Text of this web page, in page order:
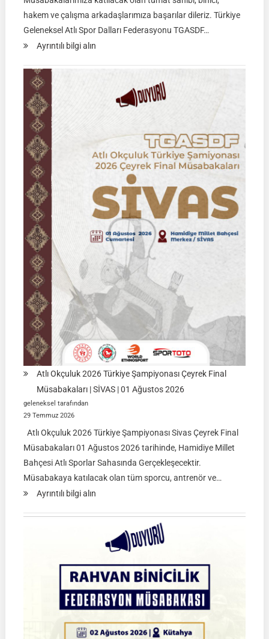
hakem ve çalışma arkadaşlarımıza başarılar dileriz. Türkiye
Geleneksel Atlı Spor Dalları Federasyonu TGASDF…
Ayrıntılı bilgi alın:
Federasyon
Müsabakası
02
Ağustos
2026
|
KÜTAHYA
|
İSİM
LİSTELERİ
Atlı Okçuluk 2026 Türkiye Şampiyonası Çeyrek Final
Müsabakaları | SİVAS | 01 Ağustos 2026
geleneksel tarafından
29 Temmuz 2026
Atlı Okçuluk 2026 Türkiye Şampiyonası Sivas Çeyrek Final
Müsabakaları 01 Ağustos 2026 tarihinde, Hamidiye Millet
Bahçesi Atlı Sporlar Sahasında Gerçekleşecektir.
Müsabakaya katılacak olan tüm sporcu, antrenör ve…
Ayrıntılı bilgi alın:
2026
Türkiye
Şampiyonası
Final
|